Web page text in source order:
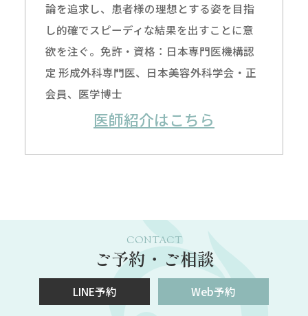
論を追求し、患者様の理想とする姿を目指
し的確でスピーディな結果を出すことに意
欲を注ぐ。免許・資格：日本専門医機構認
定 形成外科専門医、日本美容外科学会・正
会員、医学博士
医師紹介はこちら
CONTACT
ご予約・ご相談
LINE予約 Web予約